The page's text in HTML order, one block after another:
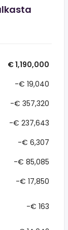
€ 1,190,000
-€ 19,040
-€ 357,320
-€ 237,643
-€ 6,307
-€ 85,085
-€ 17,850
-€ 163